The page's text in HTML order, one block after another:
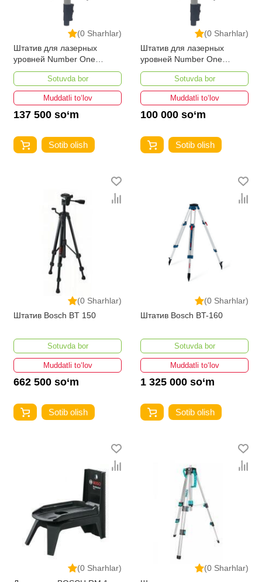
(0 Sharhlar)
Штатив для лазерных
уровней Number One
TD05/1.5
Sotuvda bor
Muddatli to‘lov
137 500 so‘m
Sotib olish
(0 Sharhlar)
Штатив для лазерных
уровней Number One
TD05/1.2
Sotuvda bor
Muddatli to‘lov
100 000 so‘m
Sotib olish
(0 Sharhlar)
Штатив Bosch BT 150
Sotuvda bor
Muddatli to‘lov
662 500 so‘m
Sotib olish
(0 Sharhlar)
Штатив Bosch BT-160
Sotuvda bor
Muddatli to‘lov
1 325 000 so‘m
Sotib olish
(0 Sharhlar)
(0 Sharhlar)